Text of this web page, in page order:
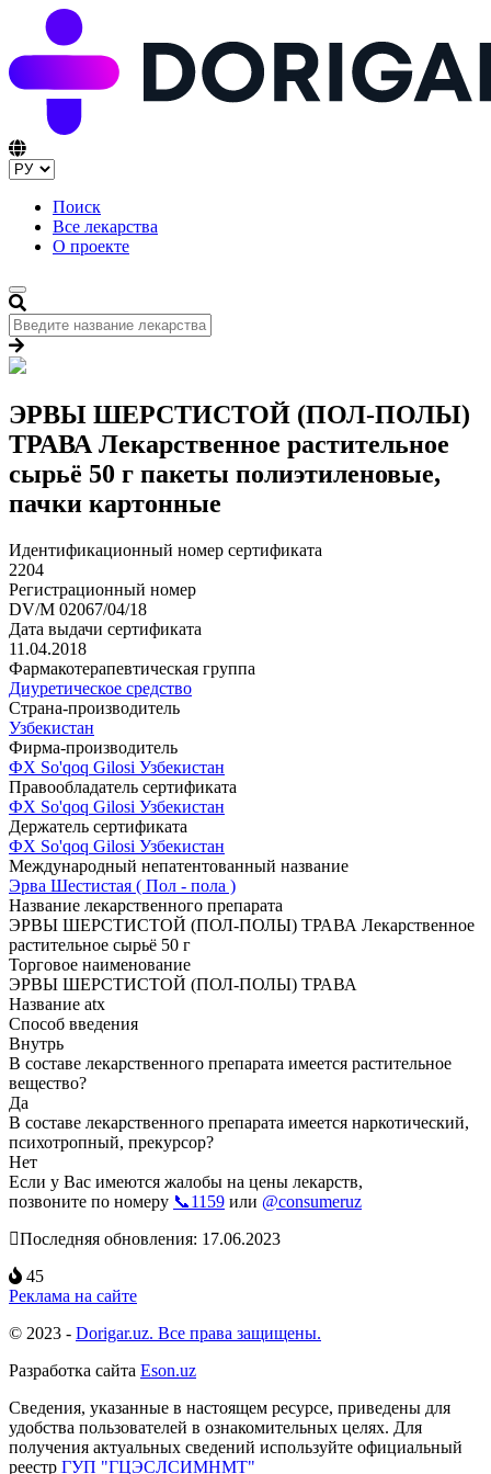
Поиск
Все лекарства
О проекте
ЭРВЫ ШЕРСТИСТОЙ (ПОЛ-ПОЛЫ)
ТРАВА Лекарственное растительное
сырьё 50 г пакеты полиэтиленовые,
пачки картонные
Идентификационный номер сертификата
2204
Регистрационный номер
DV/M 02067/04/18
Дата выдачи сертификата
11.04.2018
Фармакотерапевтическая группа
Диуретическое средство
Страна-производитель
Узбекистан
Фирма-производитель
ФХ So'qoq Gilosi Узбекистан
Правообладатель сертификата
ФХ So'qoq Gilosi Узбекистан
Держатель сертификата
ФХ So'qoq Gilosi Узбекистан
Международный непатентованный название
Эрва Шестистая ( Пол - пола )
Название лекарственного препарата
ЭРВЫ ШЕРСТИСТОЙ (ПОЛ-ПОЛЫ) ТРАВА Лекарственное
растительное сырьё 50 г
Торговое наименование
ЭРВЫ ШЕРСТИСТОЙ (ПОЛ-ПОЛЫ) ТРАВА
Название atx
Способ введения
Внутрь
В составе лекарственного препарата имеется растительное
вещество?
Да
В составе лекарственного препарата имеется наркотический,
психотропный, прекурсор?
Нет
Если у Вас имеются жалобы на цены лекарств,
позвоните по номеру 📞1159 или @consumeruz
Последняя обновления: 17.06.2023
45
Реклама на сайте
© 2023 - Dorigar.uz. Все права защищены.
Разработка сайта Eson.uz
Сведения, указанные в настоящем ресурсе, приведены для
удобства пользователей в ознакомительных целях. Для
получения актуальных сведений используйте официальный
реестр ГУП "ГЦЭСЛСИМНМТ"